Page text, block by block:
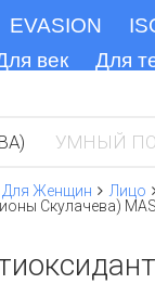
EVASION
век Для
УМНЫЙ
Для Женщин Лицо
Скулачева)